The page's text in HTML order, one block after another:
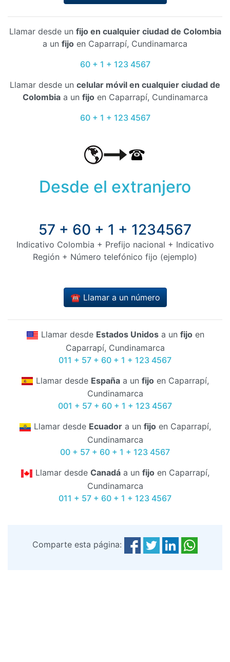
Llamar desde un fijo en cualquier ciudad de Colombia
a un fijo en Caparrapí, Cundinamarca
60 + 1 + 123 4567
Llamar desde un celular móvil en cualquier ciudad de
Colombiaa un fijoen Caparrapí, Cundinamarca
60 + 1 + 123 4567
Desde el extranjero
57 + 60 + 1 + 1234567
Indicativo Colombia + Prefijo nacional + Indicativo
Región + Número telefónico fijo (ejemplo)
☎️ Llamar a un número
Llamar desde Estados Unidosa un fijoen
Caparrapí, Cundinamarca
011 + 57 + 60 + 1 + 123 4567
Llamar desde España a un fijo en Caparrapí,
Cundinamarca
001 + 57 + 60 + 1 + 123 4567
Llamar desde Ecuador a un fijo en Caparrapí,
Cundinamarca
00 + 57 + 60 + 1 + 123 4567
Llamar desde Canadá a un fijo en Caparrapí,
Cundinamarca
011 + 57 + 60 + 1 + 123 4567
Comparte esta página: